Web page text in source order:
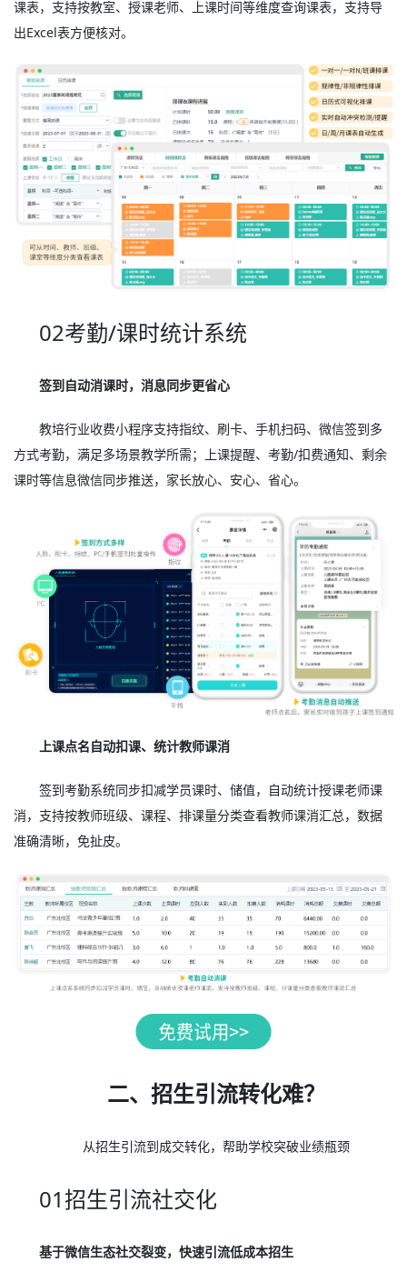
课表，支持按教室、授课老师、上课时间等维度查询课表，支持导
出Excel表方便核对。
02考勤/课时统计系统
签到自动消课时，消息同步更省心
教培行业收费小程序支持指纹、刷卡、手机扫码、微信签到多
方式考勤，满足多场景教学所需；上课提醒、考勤/扣费通知、剩余
课时等信息微信同步推送，家长放心、安心、省心。
上课点名自动扣课、统计教师课消
签到考勤系统同步扣减学员课时、储值，自动统计授课老师课
消，支持按教师班级、课程、排课量分类查看教师课消汇总，数据
准确清晰，免扯皮。
二、招生引流转化难？
从招生引流到成交转化，帮助学校突破业绩瓶颈
01招生引流社交化
基于微信生态社交裂变，快速引流低成本招生